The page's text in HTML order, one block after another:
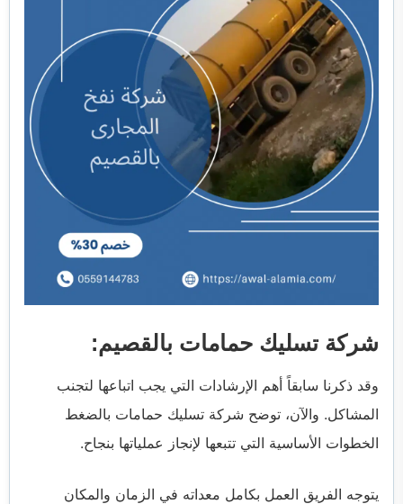
شركة تسليك حمامات بالقصيم:
وقد ذكرنا سابقاً أهم الإرشادات التي يجب اتباعها لتجنب
المشاكل. والآن، توضح شركة تسليك حمامات بالضغط
الخطوات الأساسية التي تتبعها لإنجاز عملياتها بنجاح.
يتوجه الفريق العمل بكامل معداته في الزمان والمكان